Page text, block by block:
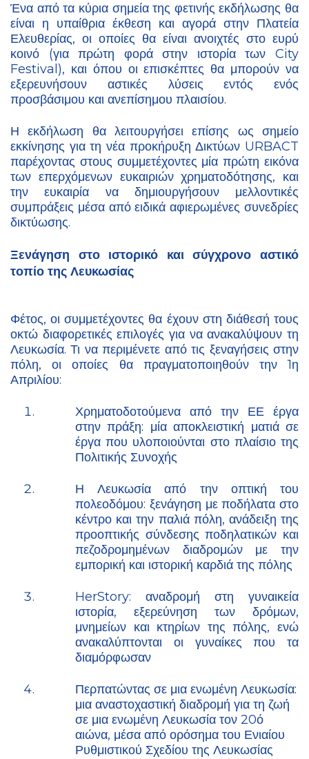
Ένα από τα κύρια σημεία της φετινής εκδήλωσης θα
είναι η υπαίθρια έκθεση και αγορά στην Πλατεία
Ελευθερίας, οι οποίες θα είναι ανοιχτές στο ευρύ
κοινό (για πρώτη φορά στην ιστορία των City
Festival), και όπου οι επισκέπτες θα μπορούν να
εξερευνήσουν αστικές λύσεις εντός ενός
προσβάσιμου και ανεπίσημου πλαισίου.
Η εκδήλωση θα λειτουργήσει επίσης ως σημείο
εκκίνησης για τη νέα προκήρυξη Δικτύων URBACT
παρέχοντας στους συμμετέχοντες μία πρώτη εικόνα
των επερχόμενων ευκαιριών χρηματοδότησης, και
την ευκαιρία να δημιουργήσουν μελλοντικές
συμπράξεις μέσα από ειδικά αφιερωμένες συνεδρίες
δικτύωσης.
Ξενάγηση στο ιστορικό και σύγχρονο αστικό
τοπίο της Λευκωσίας
Φέτος, οι συμμετέχοντες θα έχουν στη διάθεσή τους
οκτώ διαφορετικές επιλογές για να ανακαλύψουν τη
Λευκωσία. Τι να περιμένετε από τις ξεναγήσεις στην
πόλη, οι οποίες θα πραγματοποιηθούν την 1η
Απριλίου:
Χρηματοδοτούμενα από την ΕΕ έργα
στην πράξη: μία αποκλειστική ματιά σε
έργα που υλοποιούνται στο πλαίσιο της
Πολιτικής Συνοχής
Η Λευκωσία από την οπτική του
πολεοδόμου: ξενάγηση με ποδήλατα στο
κέντρο και την παλιά πόλη, ανάδειξη της
προοπτικής σύνδεσης ποδηλατικών και
πεζοδρομημένων διαδρομών με την
εμπορική και ιστορική καρδιά της πόλης
HerStory: αναδρομή στη γυναικεία
ιστορία, εξερεύνηση των δρόμων,
μνημείων και κτηρίων της πόλης, ενώ
ανακαλύπτονται οι γυναίκες που τα
διαμόρφωσαν
Περπατώντας σε μια ενωμένη Λευκωσία:
μια αναστοχαστική διαδρομή για τη ζωή
σε μια ενωμένη Λευκωσία τον 20ό
αιώνα, μέσα από ορόσημα του Ενιαίου
Ρυθμιστικού Σχεδίου της Λευκωσίας